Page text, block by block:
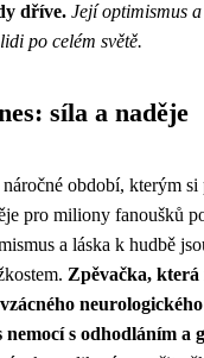
dříve. Její optimismus
po celém světě.
síla a naděje
období, kterým si
pro miliony fanoušků
a láska k hudbě
Zpěvačka, která
nemocí s odhodláním a